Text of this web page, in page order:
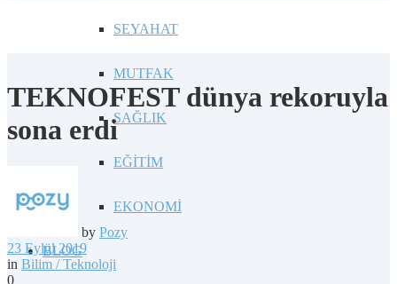
SEYAHAT
MUTFAK
SAĞLIK
EĞİTİM
EKONOMİ
BLOG
TEKNOFEST dünya rekoruyla
sona erdi
by Pozy
23 Eylül 2019
in Bilim / Teknoloji
0